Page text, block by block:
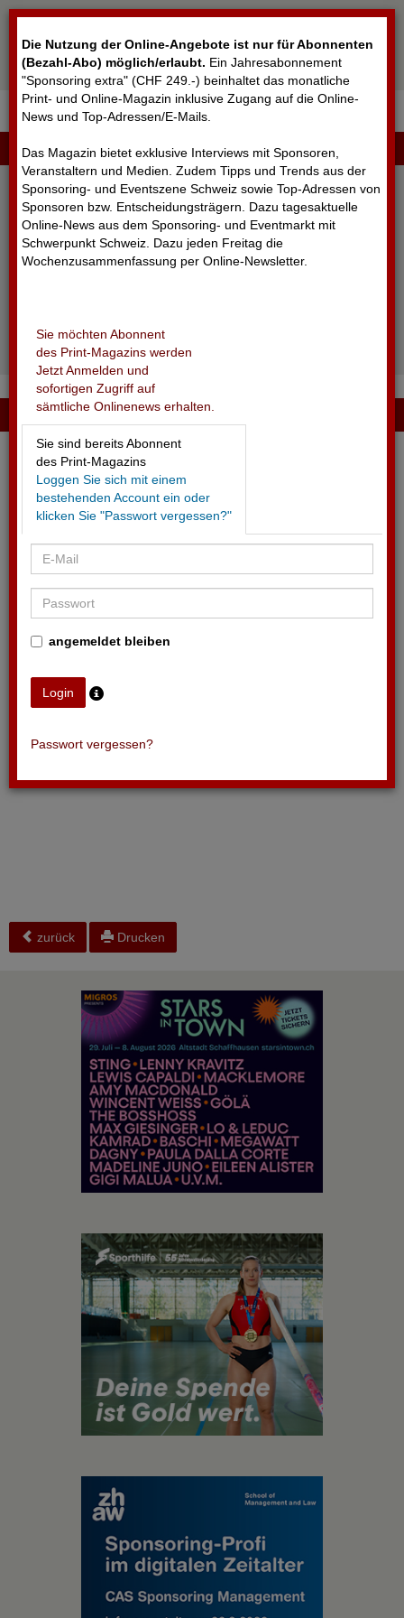
Die Nutzung der Online-Angebote ist nur für Abonnenten
(Bezahl-Abo) möglich/erlaubt. Ein Jahresabonnement
"Sponsoring extra" (CHF 249.-) beinhaltet das monatliche
Print- und Online-Magazin inklusive Zugang auf die Online-
News und Top-Adressen/E-Mails.
Das Magazin bietet exklusive Interviews mit Sponsoren,
Veranstaltern und Medien. Zudem Tipps und Trends aus der
Sponsoring- und Eventszene Schweiz sowie Top-Adressen von
Sponsoren bzw. Entscheidungsträgern. Dazu tagesaktuelle
Online-News aus dem Sponsoring- und Eventmarkt mit
Schwerpunkt Schweiz. Dazu jeden Freitag die
Wochenzusammenfassung per Online-Newsletter.
Sie möchten Abonnent
des Print-Magazins werden
Jetzt Anmelden und
sofortigen Zugriff auf
sämtliche Onlinenews erhalten.
Sie sind bereits Abonnent
des Print-Magazins
Loggen Sie sich mit einem
bestehenden Account ein oder
klicken Sie "Passwort vergessen?"
angemeldet bleiben
Passwort vergessen?
LOGIN
Passwort vergessen?
Noch nicht registriert?
02.06.2026 - OCHSNER SPORT
Mourinhio – Schattencoach der SFV-Nati
zurück Drucken
Cookie-Einstellungen